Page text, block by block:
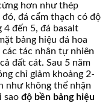
hơn như thép
đá cẩm thạch có độ
4 đến 5, đá basalt
bảng hiệu đá hoa
tác nhân tự nhiên
đất cát. Sau 5 năm
chỉ giảm khoảng 2-
như không thể nhận
sao độ bền bảng hiệu